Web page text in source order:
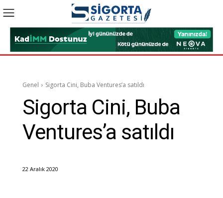
Genel Sigorta Cini, Buba Ventures’a satıldı
Sigorta Cini, Buba
Ventures’a satıldı
22 Aralık 2020